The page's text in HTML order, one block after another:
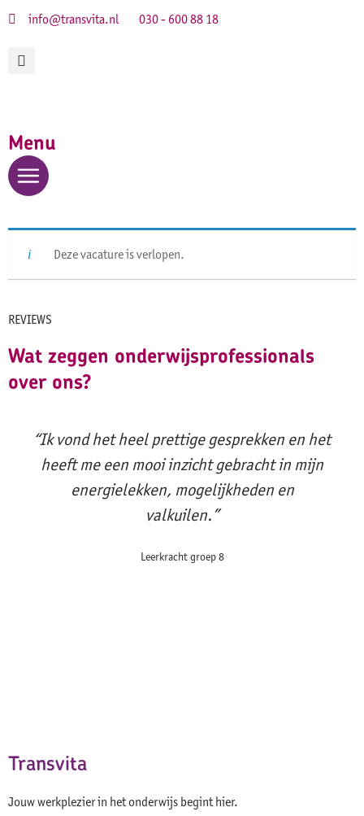
info@transvita.nl 030 - 600 88 18
Menu
Deze vacature is verlopen.
REVIEWS
Wat zeggen onderwijsprofessionals
over ons?
“Ik vond het heel prettige gesprekken en het
heeft me een mooi inzicht gebracht in mijn
energielekken, mogelijkheden en
valkuilen.”
Leerkracht groep 8
Transvita
Jouw werkplezier in het onderwijs begint hier.